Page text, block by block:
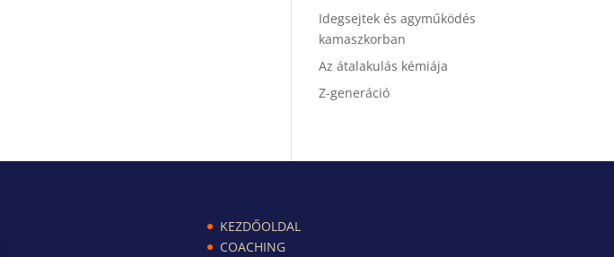
Idegsejtek és agyműködés
kamaszkorban
Az átalakulás kémiája
Z-generáció
KEZDŐOLDAL
COACHING